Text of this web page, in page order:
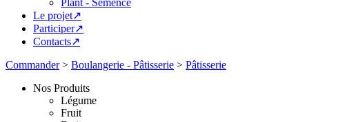
Plant - Semence
Le projet↗
Participer↗
Contacts↗
Commander> Boulangerie - Pâtisserie > Pâtisserie
Nos Produits
Légume
Fruit